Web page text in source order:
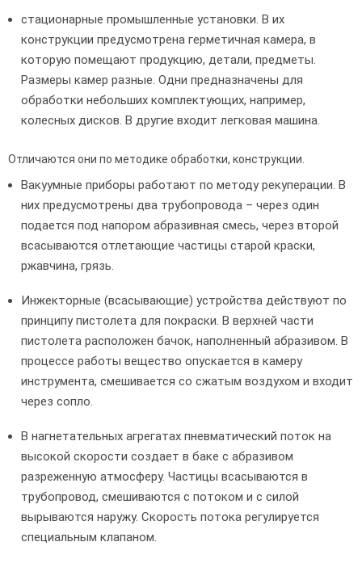
стационарные промышленные установки. В их
конструкции предусмотрена герметичная камера, в
которую помещают продукцию, детали, предметы.
Размеры камер разные. Одни предназначены для
обработки небольших комплектующих, например,
колесных дисков. В другие входит легковая машина.
Отличаются они по методике обработки, конструкции.
Вакуумные приборы работают по методу рекуперации. В
них предусмотрены два трубопровода – через один
подается под напором абразивная смесь, через второй
всасываются отлетающие частицы старой краски,
ржавчина, грязь.
Инжекторные (всасывающие) устройства действуют по
принципу пистолета для покраски. В верхней части
пистолета расположен бачок, наполненный абразивом. В
процессе работы вещество опускается в камеру
инструмента, смешивается со сжатым воздухом и входит
через сопло.
В нагнетательных агрегатах пневматический поток на
высокой скорости создает в баке с абразивом
разреженную атмосферу. Частицы всасываются в
трубопровод, смешиваются с потоком и с силой
вырываются наружу. Скорость потока регулируется
специальным клапаном.